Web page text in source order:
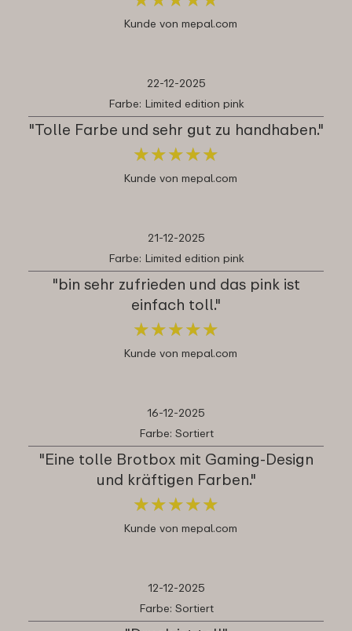
Kunde von mepal.com
22-12-2025
Farbe: Limited edition pink
"Tolle Farbe und sehr gut zu handhaben."
★★★★★
★★★★★
Kunde von mepal.com
21-12-2025
Farbe: Limited edition pink
"bin sehr zufrieden und das pink ist
einfach toll."
★★★★★
★★★★★
Kunde von mepal.com
16-12-2025
Farbe: Sortiert
"Eine tolle Brotbox mit Gaming-Design
und kräftigen Farben."
★★★★★
★★★★★
Kunde von mepal.com
12-12-2025
Farbe: Sortiert